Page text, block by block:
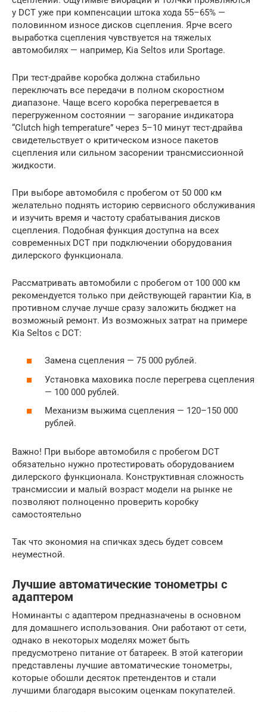
у DCT уже при компенсации штока хода 55–65% —
половинном износе дисков сцепления. Ярче всего
выработка сцепления чувствуется на тяжелых
автомобилях — например, Kia Seltos или Sportage.
При тест-драйве коробка должна стабильно
переключать все передачи в полном скоростном
диапазоне. Чаще всего коробка перегревается в
перегруженном состоянии — загорание индикатора
“Clutch high temperature” через 5–10 минут тест-драйва
свидетельствует о критическом износе пакетов
сцепления или сильном засорении трансмиссионной
жидкости.
При выборе автомобиля с пробегом от 50 000 км
желательно поднять историю сервисного обслуживания
и изучить время и частоту срабатывания дисков
сцепления. Подобная функция доступна на всех
современных DCT при подключении оборудования
дилерского функционала.
Рассматривать автомобили с пробегом от 100 000 км
рекомендуется только при действующей гарантии Kia, в
противном случае лучше сразу заложить бюджет на
возможный ремонт. Из возможных затрат на примере
Kia Seltos с DCT:
Замена сцепления — 75 000 рублей.
Установка маховика после перегрева сцепления
— 100 000 рублей.
Механизм выжима сцепления — 120–150 000
рублей.
Важно! При выборе автомобиля с пробегом DCT
обязательно нужно протестировать оборудованием
дилерского функционала. Конструктивная сложность
трансмиссии и малый возраст модели на рынке не
позволяют полноценно проверить коробку
самостоятельно
Так что экономия на спичках здесь будет совсем
неуместной.
Лучшие автоматические тонометры с
адаптером
Номинанты с адаптером предназначены в основном
для домашнего использования. Они работают от сети,
однако в некоторых моделях может быть
предусмотрено питание от батареек. В этой категории
представлены лучшие автоматические тонометры,
которые обошли десяток претендентов и стали
лучшими благодаря высоким оценкам покупателей.